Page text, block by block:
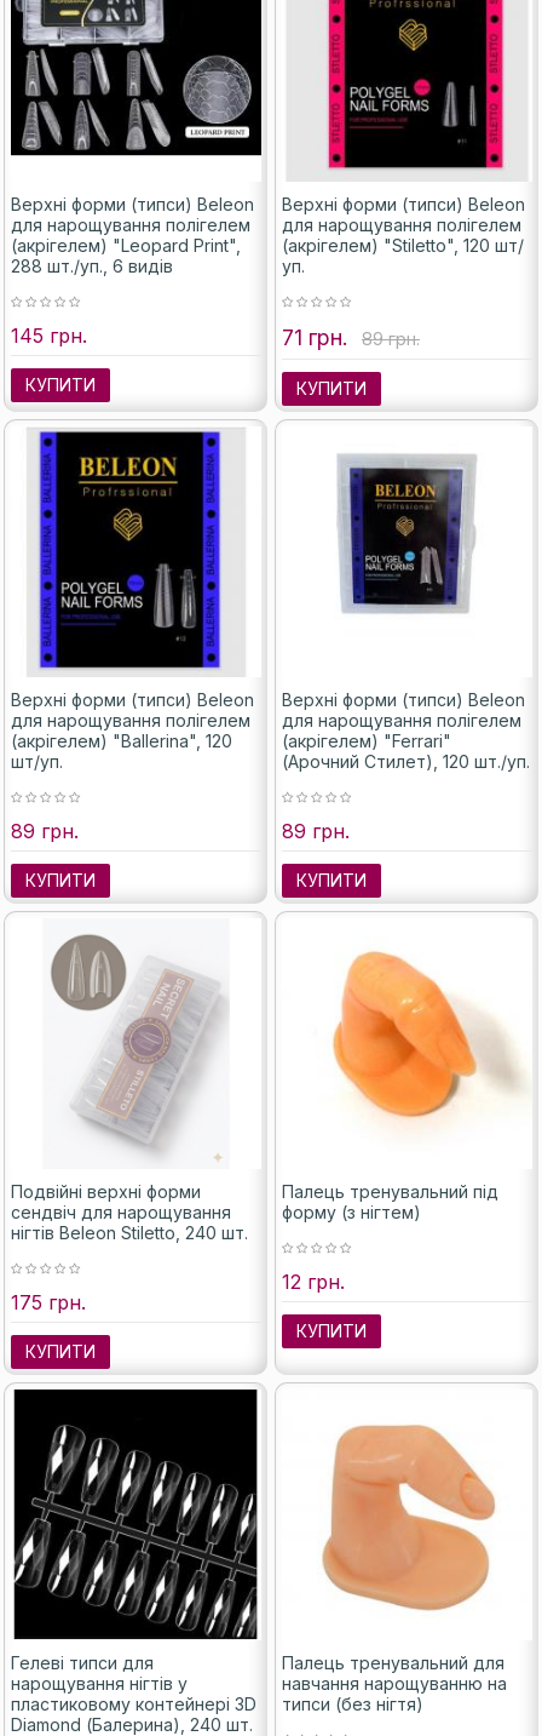
Верхні форми (типси) Beleon
для нарощування полігелем
(акрігелем) "Leopard Print",
288 шт./уп., 6 видів
145 грн.
КУПИТИ
Верхні форми (типси) Beleon
для нарощування полігелем
(акрігелем) "Stiletto", 120 шт/
уп.
71 грн. 89 грн.
КУПИТИ
Верхні форми (типси) Beleon
для нарощування полігелем
(акрігелем) "Ballerina", 120
шт/уп.
89 грн.
КУПИТИ
Верхні форми (типси) Beleon
для нарощування полігелем
(акрігелем) "Ferrari"
(Арочний Стилет), 120 шт./уп.
89 грн.
КУПИТИ
Подвійні верхні форми
сендвіч для нарощування
нігтів Beleon Stiletto, 240 шт.
175 грн.
КУПИТИ
Палець тренувальний під
форму (з нігтем)
12 грн.
КУПИТИ
Гелеві типси для
нарощування нігтів у
пластиковому контейнері 3D
Diamond (Балерина), 240 шт.
Палець тренувальний для
навчання нарощуванню на
типси (без нігтя)